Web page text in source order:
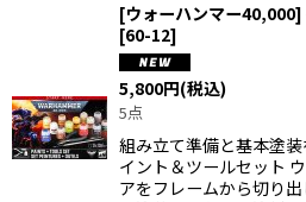
[ウォーハンマー
[60-12]
5,800円(税込)
5点
組み立て準備と基本塗
イント＆ツールセット
アをフレームから切り